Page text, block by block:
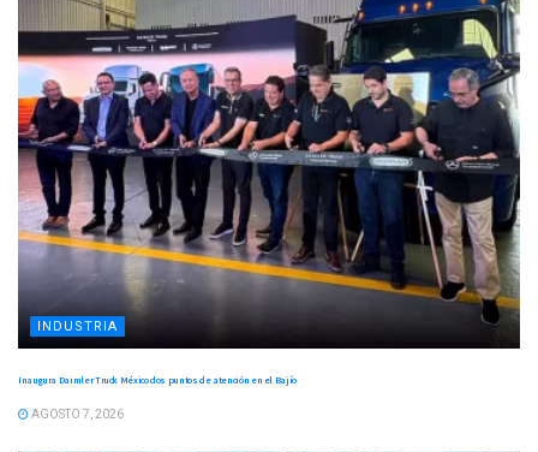
INDUSTRIA
Inaugura Daimler Truck México dos puntos de atención en el Bajío
AGOSTO 7, 2026